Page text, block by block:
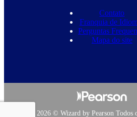
Contato
Franquia de
Perguntas
Mapa do site
Copyright 2026 © Wizard by Pearson Todos